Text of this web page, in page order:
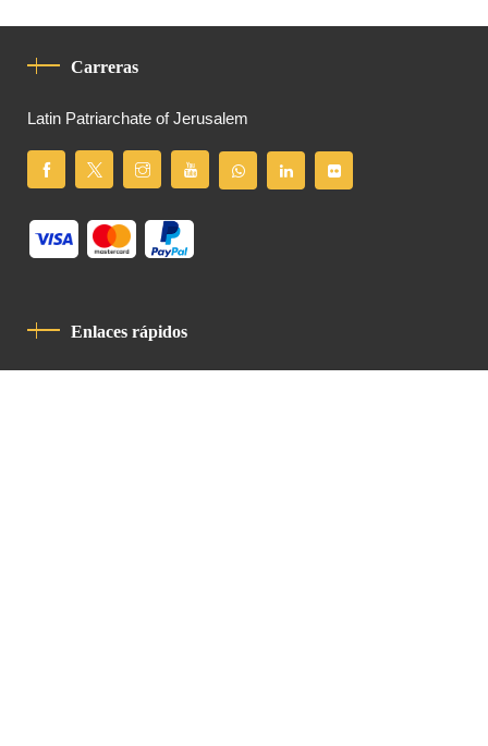
Carreras
Latin Patriarchate of Jerusalem
Enlaces rápidos